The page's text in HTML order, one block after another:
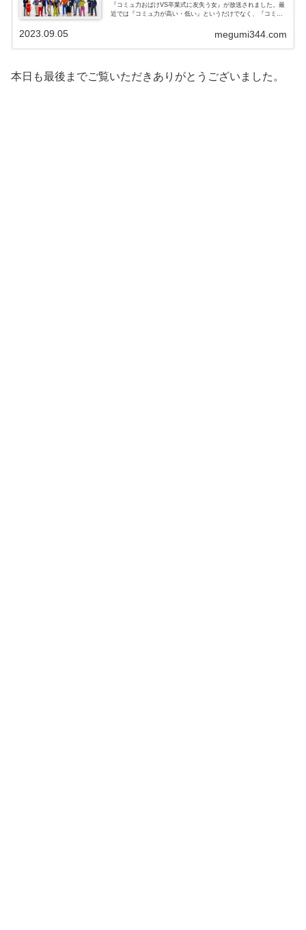
『コミュ力おばけVS卒業式に友失う女』が放送されました。最
近では『コミュ力が高い・低い』というだけでなく、『コミュ
megumi344.com
2023.09.05
本日も最後までご覧いただきありがとうございました。